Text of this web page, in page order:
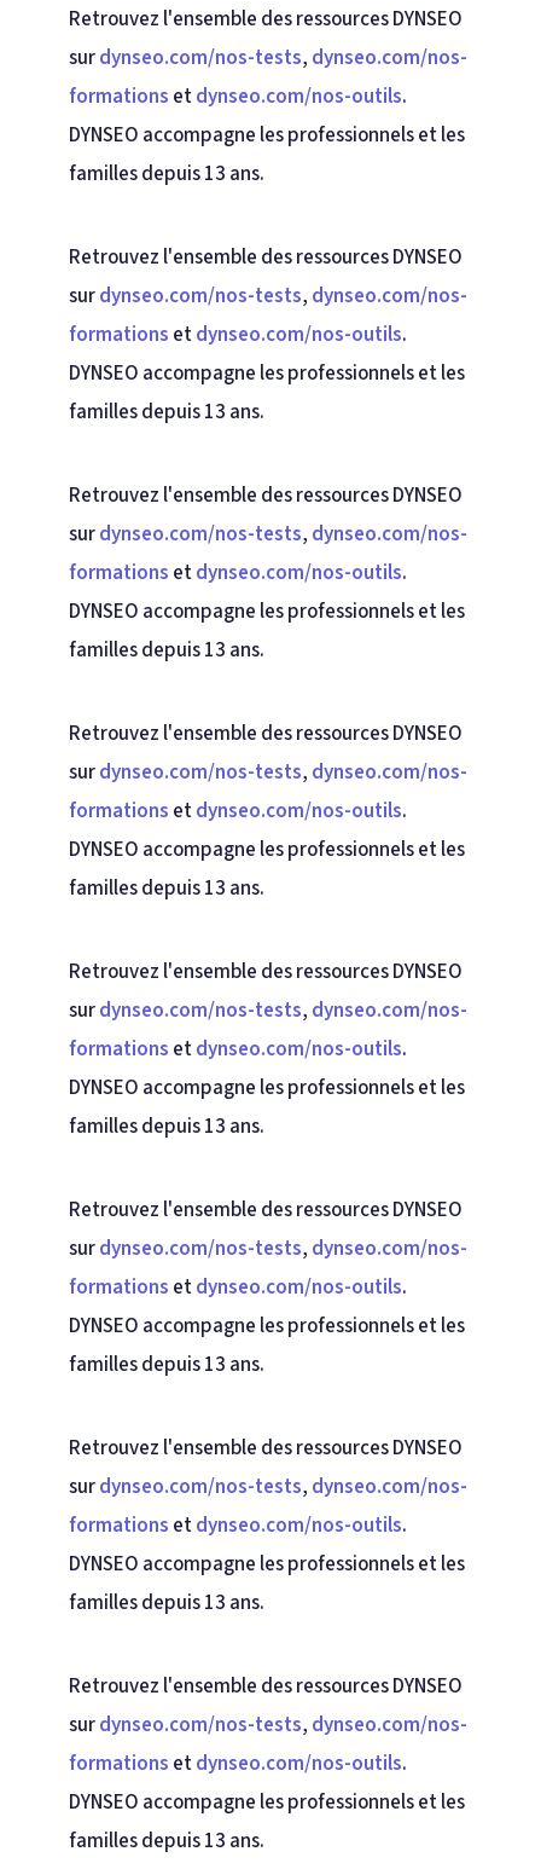
Retrouvez l'ensemble des ressources DYNSEO
surdynseo.com/nos-tests, dynseo.com/nos-
formations etdynseo.com/nos-outils.
DYNSEO accompagne les professionnels et les
familles depuis 13 ans.
Retrouvez l'ensemble des ressources DYNSEO
surdynseo.com/nos-tests, dynseo.com/nos-
formations etdynseo.com/nos-outils.
DYNSEO accompagne les professionnels et les
familles depuis 13 ans.
Retrouvez l'ensemble des ressources DYNSEO
surdynseo.com/nos-tests, dynseo.com/nos-
formations etdynseo.com/nos-outils.
DYNSEO accompagne les professionnels et les
familles depuis 13 ans.
Retrouvez l'ensemble des ressources DYNSEO
surdynseo.com/nos-tests, dynseo.com/nos-
formations etdynseo.com/nos-outils.
DYNSEO accompagne les professionnels et les
familles depuis 13 ans.
Retrouvez l'ensemble des ressources DYNSEO
surdynseo.com/nos-tests, dynseo.com/nos-
formations etdynseo.com/nos-outils.
DYNSEO accompagne les professionnels et les
familles depuis 13 ans.
Retrouvez l'ensemble des ressources DYNSEO
surdynseo.com/nos-tests, dynseo.com/nos-
formations etdynseo.com/nos-outils.
DYNSEO accompagne les professionnels et les
familles depuis 13 ans.
Retrouvez l'ensemble des ressources DYNSEO
surdynseo.com/nos-tests, dynseo.com/nos-
formations etdynseo.com/nos-outils.
DYNSEO accompagne les professionnels et les
familles depuis 13 ans.
Retrouvez l'ensemble des ressources DYNSEO
surdynseo.com/nos-tests, dynseo.com/nos-
formations etdynseo.com/nos-outils.
DYNSEO accompagne les professionnels et les
familles depuis 13 ans.